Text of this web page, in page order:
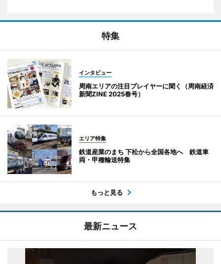
特集
インタビュー
周南エリアの注目プレイヤーに聞く（周南経済
新聞ZINE 2025春号）
エリア特集
鉄道産業のまち 下松から全国各地へ 鉄道車
両・甲種輸送特集
もっと見る
最新ニュース